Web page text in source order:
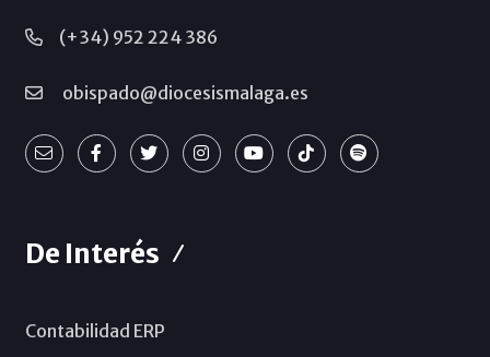
(+34) 952 224 386
obispado@diocesismalaga.es
De Interés
Contabilidad ERP